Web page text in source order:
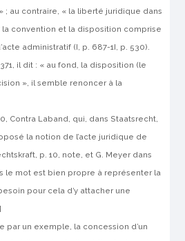
; au contraire, « la liberté juridique dans
con­vention et la disposition comprise
administratif (I, p. 687-1I, p. 530).
il dit : « au fond, la disposition (le
», il semble renoncer à la
Contra Laband, qui, dans Staatsrecht,
la notion de l’acte juridique de
p. 10, note, et G. Meyer dans
le mot est bien propre à représenter la
pour cela d’y attacher une
]
par un exemple, la concession d’un